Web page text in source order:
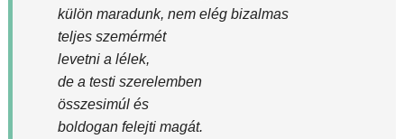
külön maradunk, nem elég bizalmas
teljes szemérmét
levetni a lélek,
de a testi szerelemben
összesimúl és
boldogan felejti magát.